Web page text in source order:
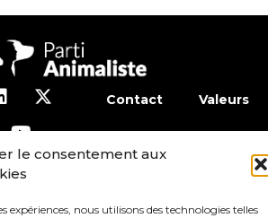
le consentement aux
expériences, nous utilisons des technologies telles
Contact Valeurs
Adhérer